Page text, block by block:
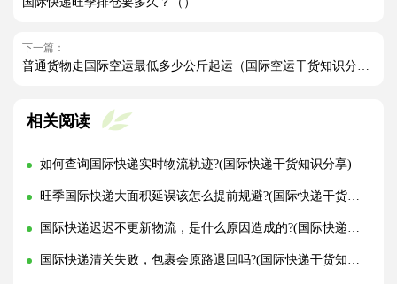
下一篇：
普通货物走国际空运最低多少公斤起运（国际空运干货知识分享）
相关阅读
如何查询国际快递实时物流轨迹?(国际快递干货知识分享)
旺季国际快递大面积延误该怎么提前规避?(国际快递干货知识分享)
国际快递迟迟不更新物流，是什么原因造成的?(国际快递干货知识分享)
国际快递清关失败，包裹会原路退回吗?(国际快递干货知识分享)